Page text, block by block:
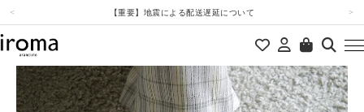
本文へスキップ
＜ iroma会員様は10%ポイント還元 ＞